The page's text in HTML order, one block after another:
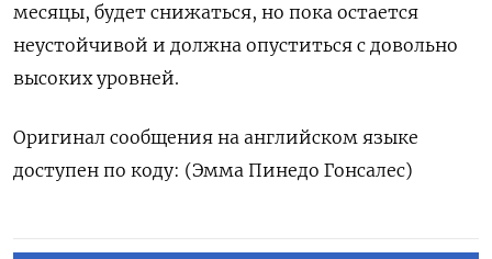
месяцы, будет снижаться, но пока остается
неустойчивой и должна опуститься с довольно
высоких уровней.
Оригинал сообщения на английском языке
доступен по коду: (Эмма Пинедо Гонсалес)